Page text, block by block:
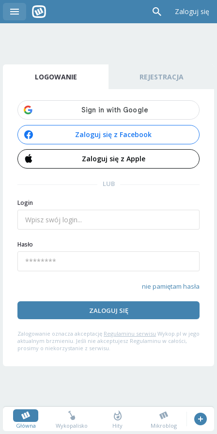
Zaloguj się
LOGOWANIE REJESTRACJA
Zaloguj się z Facebook
Zaloguj się z Apple
LUB
Login
Hasło
nie pamiętam hasła
ZALOGUJ SIĘ
Zalogowanie oznacza akceptację Regulaminu serwisu Wykop.pl w jego
aktualnym brzmieniu. Jeśli nie akceptujesz Regulaminu w całości,
prosimy o niekorzystanie z serwisu.
Główna Wykopalisko Hity Mikroblog